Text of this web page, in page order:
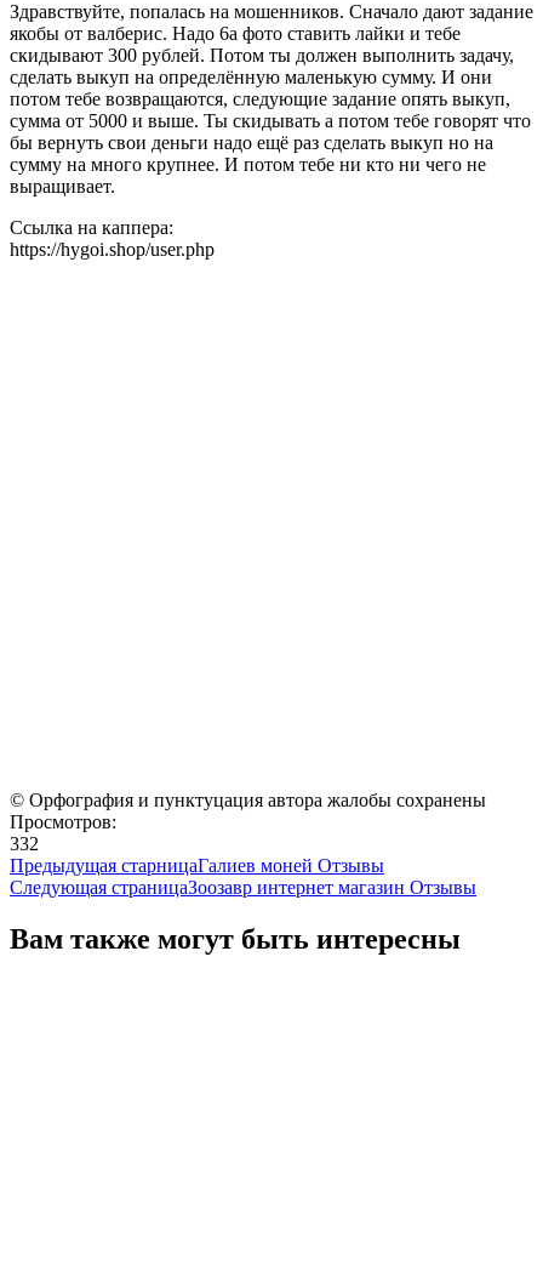
Здравствуйте, попалась на мошенников. Сначало дают задание
якобы от валберис. Надо 6а фото ставить лайки и тебе
скидывают 300 рублей. Потом ты должен выполнить задачу,
сделать выкуп на определённую маленькую сумму. И они
потом тебе возвращаются, следующие задание опять выкуп,
сумма от 5000 и выше. Ты скидывать а потом тебе говорят что
бы вернуть свои деньги надо ещё раз сделать выкуп но на
сумму на много крупнее. И потом тебе ни кто ни чего не
выращивает.
Ссылка на каппера:
https://hygoi.shop/user.php
© Орфография и пунктуцация автора жалобы сохранены
Просмотров:
332
Предыдущая старницаГалиев моней Отзывы
Следующая страницаЗоозавр интернет магазин Отзывы
Вам также могут быть интересны